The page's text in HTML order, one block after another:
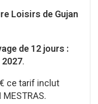
Loisirs de Gujan
de 12 jours :
2027.
ce tarif inclut